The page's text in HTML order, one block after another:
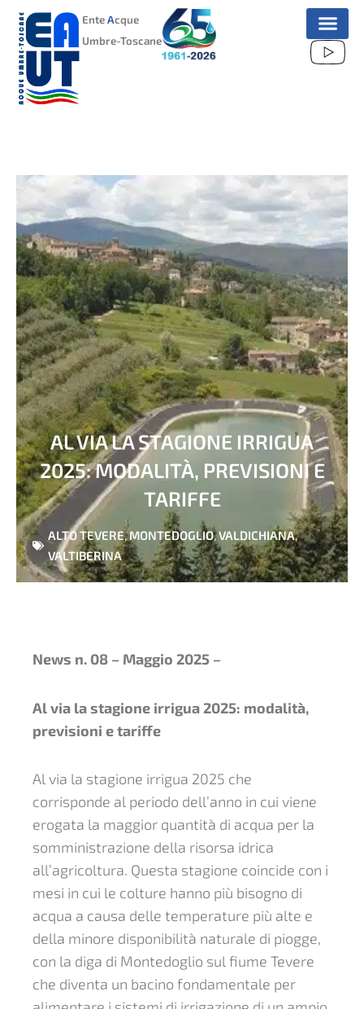
VAI
CONTENUTO
EnteAcque
Umbre-Toscane
AL VIA LA STAGIONE IRRIGUA
2025: MODALITÀ, PREVISIONI E
TARIFFE
ALTO TEVERE,MONTEDOGLIO,VALDICHIANA,
VALTIBERINA
News n. 08 – Maggio 2025 –
Al via la stagione irrigua 2025: modalità,
previsioni e tariffe
Al via la stagione irrigua 2025 che
corrisponde al periodo dell’anno in cui viene
erogata la maggior quantità di acqua per la
somministrazione della risorsa idrica
all’agricoltura. Questa stagione coincide con i
mesi in cui le colture hanno più bisogno di
acqua a causa delle temperature più alte e
della minore disponibilità naturale di piogge,
con la diga di Montedoglio sul fiume Tevere
che diventa un bacino fondamentale per